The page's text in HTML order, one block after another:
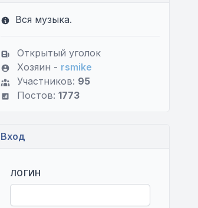
Вся музыка.
Открытый уголок
Хозяин - rsmike
Участников: 95
Постов: 1773
Вход
ЛОГИН